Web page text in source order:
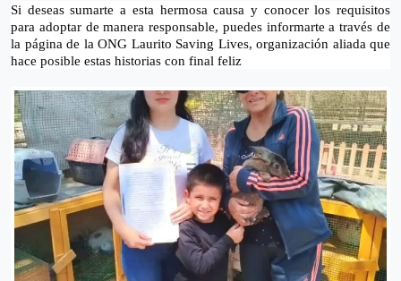
Si deseas sumarte a esta hermosa causa y conocer los requisitos
para adoptar de manera responsable, puedes informarte a través de
la página de la ONG Laurito Saving Lives, organización aliada que
hace posible estas historias con final feliz